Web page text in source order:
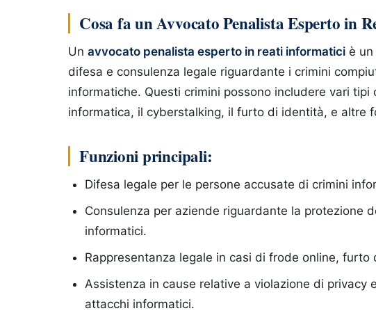
Cosa fa un Avvocato Penalista Esperto in
Un avvocato penalista esperto in reati informatici è un
difesa e consulenza legale riguardante i crimini
informatiche. Questi crimini possono includere vari
informatica, il cyberstalking, il furto di identità, e altre
Funzioni principali:
Difesa legale per le persone accusate di crimini
Consulenza per aziende riguardante la protezione
informatici.
Rappresentanza legale in casi di frode online,
Assistenza in cause relative a violazione di privacy
attacchi informatici.